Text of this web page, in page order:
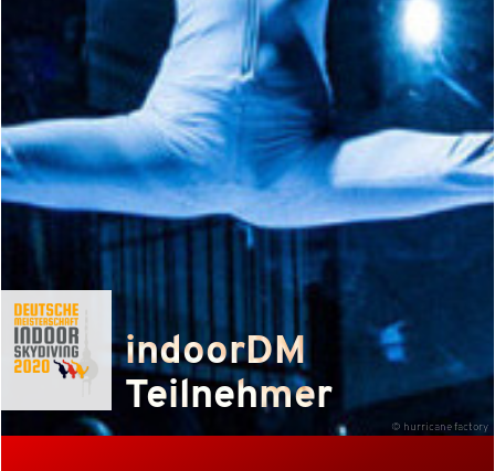
indoorDM
Teilnehmer
© hurricane factory